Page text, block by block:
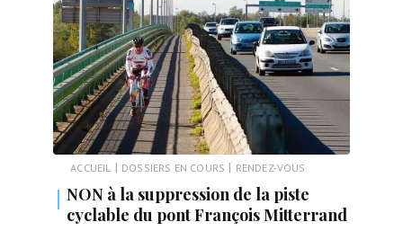
ACCUEIL | DOSSIERS EN COURS | RENDEZ-VOUS
NON à la suppression de la piste
cyclable du pont François Mitterrand